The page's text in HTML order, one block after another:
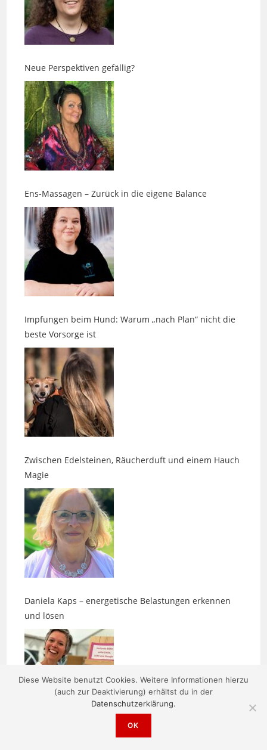
Neue Perspektiven gefällig?
Ens-Massagen – Zurück in die eigene Balance
Impfungen beim Hund: Warum „nach Plan“ nicht die
Zwischen Edelsteinen, Räucherduft und einem Hauch
Daniela Kaps – energetische Belastungen erkennen
Kerstin Tiedtke: Ein Tag, der nur dir gehört
Diese Website benutzt Cookies. Weitere Informationen hierzu
(auch zur Deaktivierung) erhältst du in der
Datenschutzerklärung.
OK